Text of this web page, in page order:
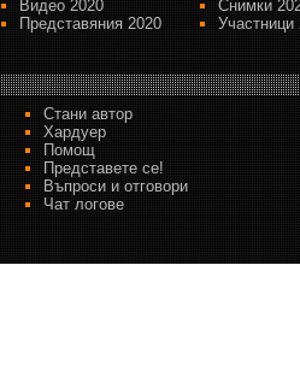
Видео 2020
Снимки
Представяния 2020
Участници
Стани автор
Хардуер
Помощ
Представете се!
Въпроси и отговори
Чат логове